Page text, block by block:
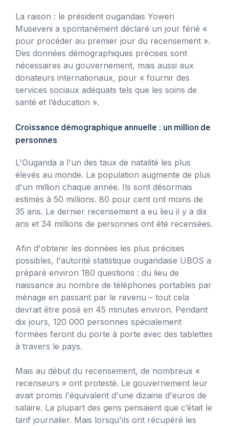
La raison : le président ougandais Yoweri
Museveni a spontanément déclaré un jour férié «
pour procéder au premier jour du recensement ».
Des données démographiques précises sont
nécessaires au gouvernement, mais aussi aux
donateurs internationaux, pour « fournir des
services sociaux adéquats tels que les soins de
santé et l’éducation ».
Croissance démographique annuelle : un million de
personnes
L'Ouganda a l'un des taux de natalité les plus
élevés au monde. La population augmente de plus
d'un million chaque année. Ils sont désormais
estimés à 50 millions. 80 pour cent ont moins de
35 ans. Le dernier recensement a eu lieu il y a dix
ans et 34 millions de personnes ont été recensées.
Afin d'obtenir les données les plus précises
possibles, l'autorité statistique ougandaise UBOS a
préparé environ 180 questions : du lieu de
naissance au nombre de téléphones portables par
ménage en passant par le revenu – tout cela
devrait être posé en 45 minutes environ. Pendant
dix jours, 120 000 personnes spécialement
formées feront du porte à porte avec des tablettes
à travers le pays.
Mais au début du recensement, de nombreux «
recenseurs » ont protesté. Le gouvernement leur
avait promis l'équivalent d'une dizaine d'euros de
salaire. La plupart des gens pensaient que c’était le
tarif journalier. Mais lorsqu'ils ont récupéré les